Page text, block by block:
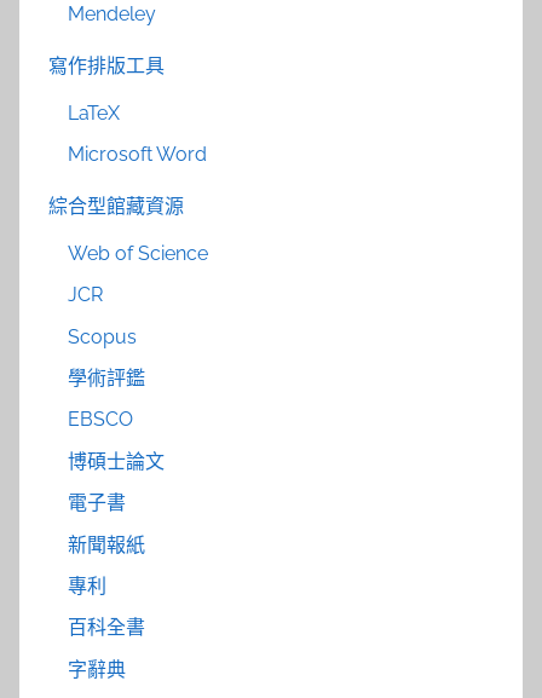
Mendeley
寫作排版工具
LaTeX
Microsoft Word
綜合型館藏資源
Web of Science
JCR
Scopus
學術評鑑
EBSCO
博碩士論文
電子書
新聞報紙
專利
百科全書
字辭典